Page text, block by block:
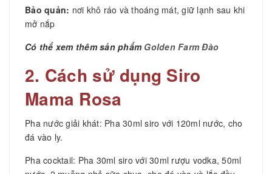
Bảo quản: nơi khô ráo và thoáng mát, giữ lạnh sau khi
mở nắp
Có thể xem thêm sản phẩm Golden Farm Đào
2. Cách sử dụng Siro
Mama Rosa
Pha nước giải khát: Pha 30ml siro với 120ml nước, cho
đá vào ly.
Pha cocktail: Pha 30ml siro với 30ml rượu vodka, 50ml